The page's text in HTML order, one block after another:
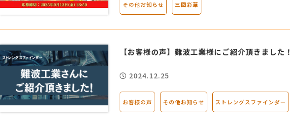
MG研修
会社概要
アクセス
採用情報
その他お知らせ 三國彩華
【お客様の声】難波工業様にご紹介頂きました！
2024.12.25
お客様の声 その他お知らせ ストレングスファインダー